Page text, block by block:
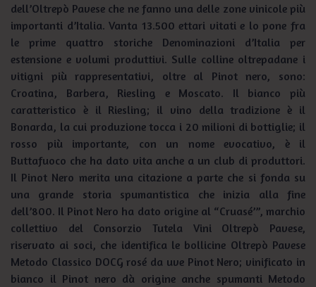
dell’Oltrepò Pavese che ne fanno una delle zone vinicole più
importanti d’Italia. Vanta 13.500 ettari vitati e lo pone fra
le prime quattro storiche Denominazioni d’Italia per
estensione e volumi produttivi. Sulle colline oltrepadane i
vitigni più rappresentativi, oltre al Pinot nero, sono:
Croatina, Barbera, Riesling e Moscato. Il bianco più
caratteristico è il Riesling; il vino della tradizione è il
Bonarda, la cui produzione tocca i 20 milioni di bottiglie; il
rosso più importante, con un nome evocativo, è il
Buttafuoco che ha dato vita anche a un club di produttori.
Il Pinot Nero merita una citazione a parte che si fonda su
una grande storia spumantistica che inizia alla fine
dell’800. Il Pinot Nero ha dato origine al “Cruasé’”, marchio
collettivo del Consorzio Tutela Vini Oltrepò Pavese,
riservato ai soci, che identifica le bollicine Oltrepò Pavese
Metodo Classico DOCG rosé da uve Pinot Nero; vinificato in
bianco il Pinot nero dà origine anche spumanti Metodo